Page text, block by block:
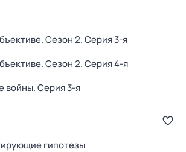
. Сезон 2. Серия 3-я
. Сезон 2. Серия 4-я
войны. Серия 3-я
гипотезы